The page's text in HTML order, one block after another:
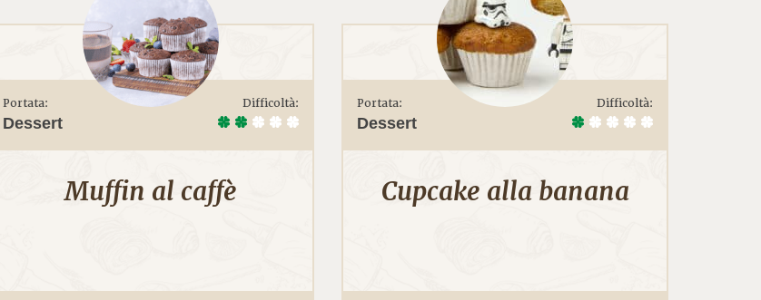
Portata:
Dessert
Difficoltà:
Muffin al caffè
Portata:
Dessert
Difficoltà:
Cupcake alla banana